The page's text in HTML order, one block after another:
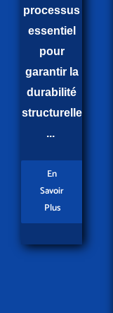
processus
essentiel
pour
garantir la
durabilité
structurelle
...
En
Savoir
Plus